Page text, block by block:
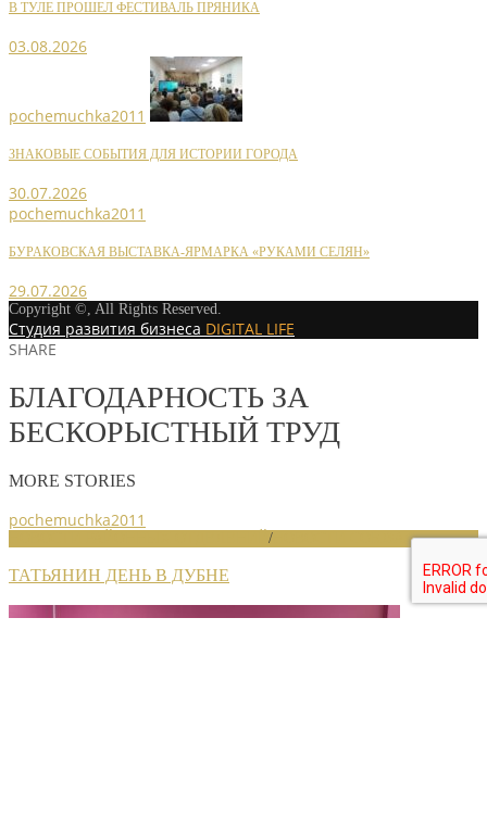
В ТУЛЕ ПРОШЕЛ ФЕСТИВАЛЬ ПРЯНИКА
03.08.2026
pochemuchka2011
ЗНАКОВЫЕ СОБЫТИЯ ДЛЯ ИСТОРИИ ГОРОДА
30.07.2026
pochemuchka2011
БУРАКОВСКАЯ ВЫСТАВКА-ЯРМАРКА «РУКАМИ СЕЛЯН»
29.07.2026
Copyright ©, All Rights Reserved.
Студия развития бизнеса DIGITAL LIFE
SHARE
БЛАГОДАРНОСТЬ ЗА
БЕСКОРЫСТНЫЙ ТРУД
MORE STORIES
pochemuchka2011
/
ТАТЬЯНИН ДЕНЬ В ДУБНЕ